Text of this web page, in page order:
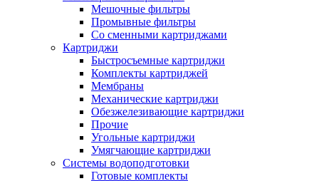
Мешочные фильтры
Промывные фильтры
Со сменными картриджами
Картриджи
Быстросъемные картриджи
Комплекты картриджей
Мембраны
Механические картриджи
Обезжелезивающие картриджи
Прочие
Угольные картриджи
Умягчающие картриджи
Системы водоподготовки
Готовые комплекты